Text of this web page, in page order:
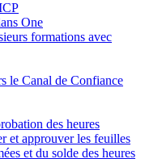
One
formations avec
le Canal de Confiance
des heures
et approuver les feuilles
et du solde des heures